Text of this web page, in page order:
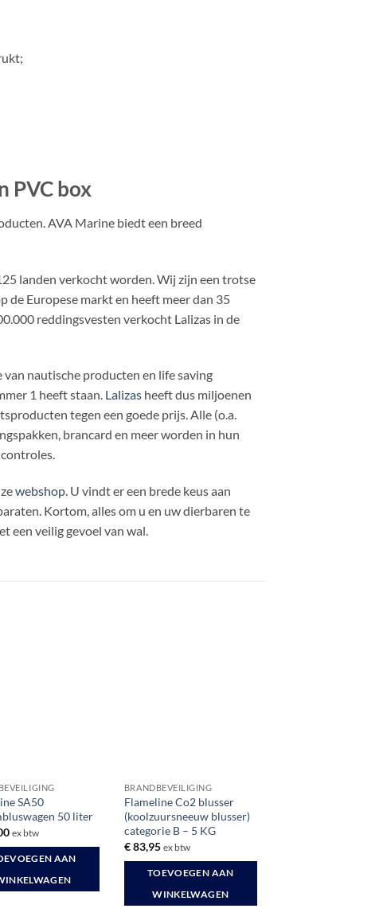
PVC box
AVA Marine biedt een breed
landen verkocht worden. Wij zijn een trotse
de Europese markt en heeft meer dan 35
reddingsvesten verkocht Lalizas in de
nautische producten en life saving
1 heeft staan. Lalizasheeft dus miljoenen
tegen een goede prijs. Alle (o.a.
brancard en meer worden in hun
webshop. U vindt er een brede keus aan
Kortom, alles om u en uw dierbaren te
een veilig gevoel van wal.
SA50
50 liter
ex btw
AAN
BRANDBEVEILIGING
Flameline Co2 blusser
(koolzuursneeuw blusser)
categorie B – 5 KG
€83,95 ex btw
TOEVOEGEN AAN
WINKELWAGEN